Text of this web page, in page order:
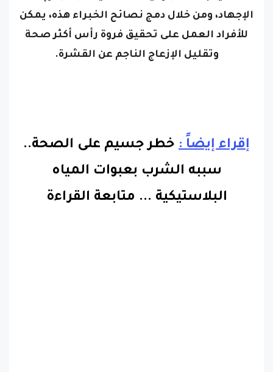
الإجهاد، ومن خلال دمج نصائح الخبراء هذه، يمكن
للأفراد العمل على تحقيق فروة رأس أكثر صحة
وتقليل الإزعاج الناجم عن القشرة.
إقراء إيضاً : خطر جسيم على الصحة..
سببه الشرب بعبوات المياه
البلاستيكية ... متابعة القراءة